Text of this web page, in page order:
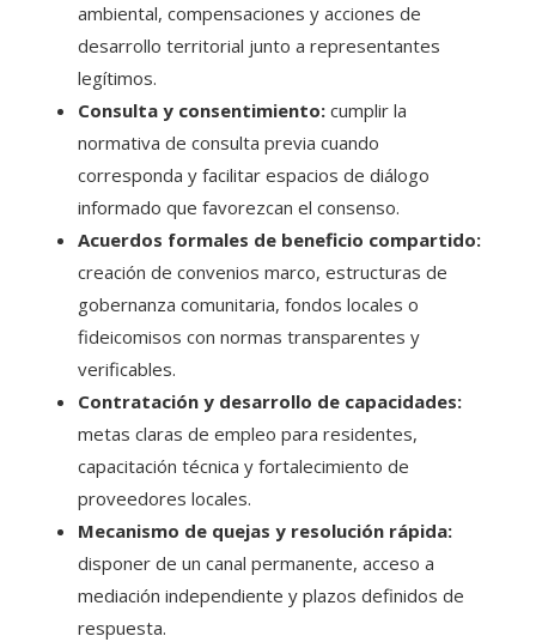
ambiental, compensaciones y acciones de
desarrollo territorial junto a representantes
legítimos.
Consulta y consentimiento: cumplir la
normativa de consulta previa cuando
corresponda y facilitar espacios de diálogo
informado que favorezcan el consenso.
Acuerdos formales de beneficio compartido:
creación de convenios marco, estructuras de
gobernanza comunitaria, fondos locales o
fideicomisos con normas transparentes y
verificables.
Contratación y desarrollo de capacidades:
metas claras de empleo para residentes,
capacitación técnica y fortalecimiento de
proveedores locales.
Mecanismo de quejas y resolución rápida:
disponer de un canal permanente, acceso a
mediación independiente y plazos definidos de
respuesta.